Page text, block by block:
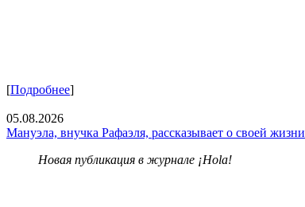
[Подробнее]
05.08.2026
Мануэла, внучка Рафаэля, рассказывает о своей жизни
Новая публикация в журнале ¡Hola!